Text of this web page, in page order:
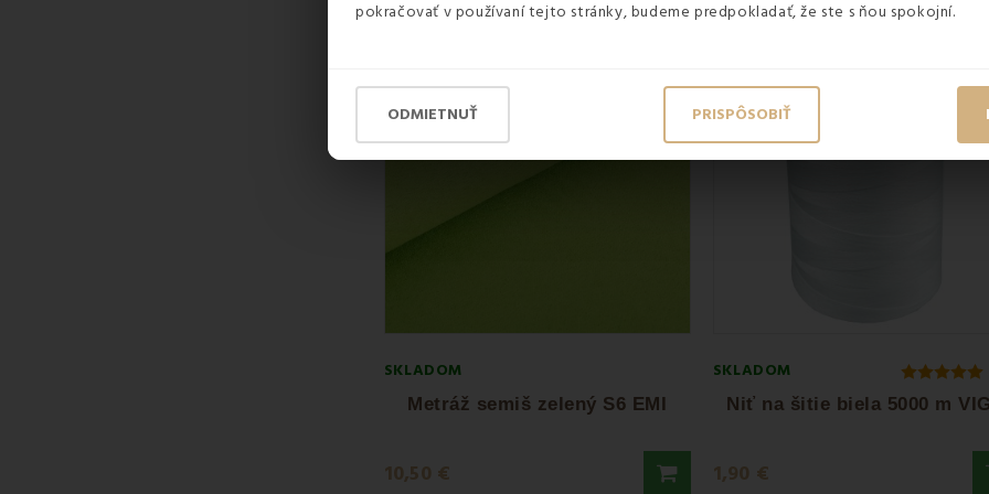
pokračovať v používaní tejto stránky, budeme predpokladať, že ste s ňou spokojní.
ODMIETNUŤ PRISPÔSOBIŤ
SKLADOM
Metráž semiš zelený S6 EMI
10,50 €
SKLADOM
Niť na šitie biela 5000 m
1,90 €